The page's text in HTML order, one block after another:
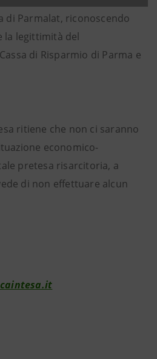
di Parmalat, riconoscendo
la legittimità del
di Risparmio di Parma e
ritiene che non ci saranno
economico-
pretesa risarcitoria, a
di non effettuare alcun